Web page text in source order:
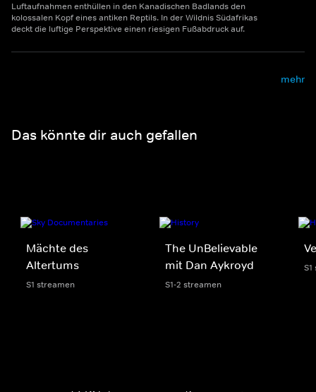
Luftaufnahmen enthüllen in den Kanadischen Badlands den
kolossalen Kopf eines antiken Reptils. In der Wildnis Südafrikas
deckt die luftige Perspektive einen riesigen Fußabdruck auf.
mehr
Das könnte dir auch gefallen
Mächte des
Altertums
S1 streamen
The UnBelievable
mit Dan Aykroyd
S1-2 streamen